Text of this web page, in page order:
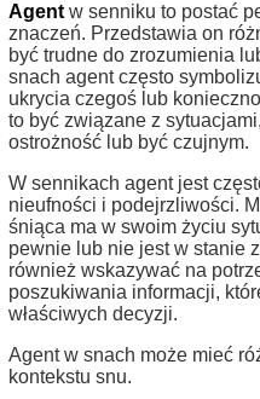
Agent w senniku to postać
znaczeń. Przedstawia on
być trudne do zrozumienia
snach agent często
ukrycia czegoś lub
to być związane z
ostrożność lub być czujnym.
W sennikach agent jest
nieufności i podejrzliwości.
śniąca ma w swoim życiu
pewnie lub nie jest w stanie
również wskazywać na
poszukiwania informacji,
właściwych decyzji.
Agent w snach może mieć
kontekstu snu.